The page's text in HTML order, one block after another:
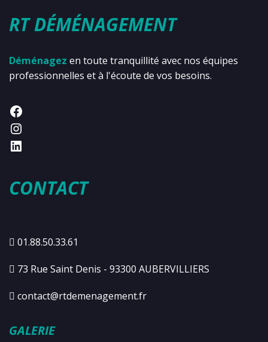
RT DÉMÉNAGEMENT
Déménagez en toute tranquillité avec nos équipes
professionnelles et à l'écoute de vos besoins.
CONTACT
01.88.50.33.61
73 Rue Saint Denis - 93300 AUBERVILLIERS
contact@rtdemenagement.fr
GALERIE